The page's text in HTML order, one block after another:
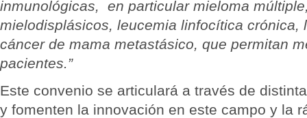
inmunológicas, en particular mieloma
mielodisplásicos, leucemia linfocítica crónica,
cáncer de mama metastásico, que permitan
pacientes.”
Este convenio se articulará a través de
y fomenten la innovación en este campo y la